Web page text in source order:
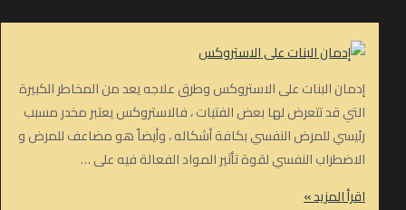
إدمان البنات على الاستروكس وطرق علاجه يعد من المخاطر الكبيرة
التي قد تتعرض لها بعض الفتيات ، فالاستروكس يعتبر مخدر مسبب
رئيسي للمرض النفسي بكافة أشكاله ، وأيضاً هو مضاعف للمرض و
الاضطراب النفسي لقوة تأثير المواد الفعالة فيه على …
إدمان
اقرأ المزيد »